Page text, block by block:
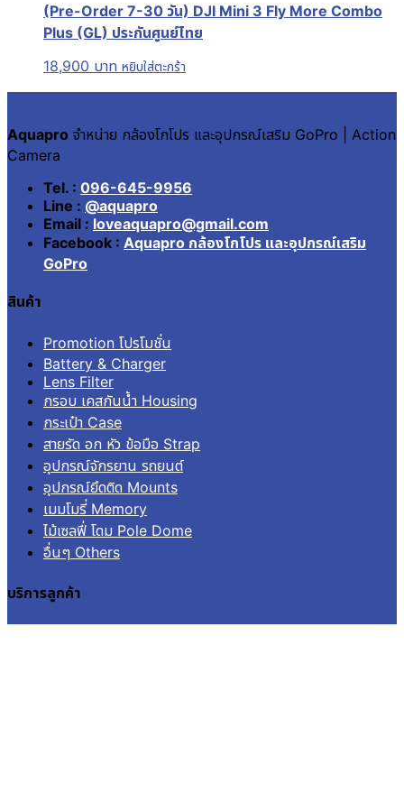
(Pre-Order 7-30 วัน) DJI Mini 3 Fly More Combo
Plus (GL) ประกันศูนย์ไทย
18,900 บาท หยิบใส่ตะกร้า
Aquapro จำหน่าย กล้องโกโปร และอุปกรณ์เสริม GoPro | Action
Camera
Tel. : 096-645-9956
Line : @aquapro
Email : loveaquapro@gmail.com
Facebook : Aquapro กล้องโกโปร และอุปกรณ์เสริม
GoPro
สินค้า
Promotion โปรโมชั่น
Battery & Charger
Lens Filter
กรอบ เคสกันน้ำ Housing
กระเป๋า Case
สายรัด อก หัว ข้อมือ Strap
อุปกรณ์จักรยาน รถยนต์
อุปกรณ์ยึดติด Mounts
เมมโมรี่ Memory
ไม้เซลฟี่ โดม Pole Dome
อื่นๆ Others
บริการลูกค้า